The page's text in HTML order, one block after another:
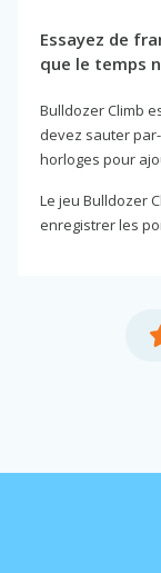
Essayez de
que le temps
Bulldozer Climb
devez sauter
horloges pour
Le jeu Bulldozer
enregistrer les